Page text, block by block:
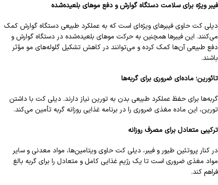
فیبر ویژه برای سلامت دستگاه گوارش و دفع موهای بلعیده‌شده
دیلی کت حاوی فیبرهای ویژه‌ای است که به عملکرد طبیعی دستگاه گوارش کمک
می‌کنند. این فیبرها همچنین به حرکت موهای بلعیده‌شده در دستگاه گوارش و
دفع طبیعی آن‌ها کمک کرده و می‌توانند در کاهش تشکیل گلوله‌های مو مؤثر
باشند.
تائورین؛ ماده‌ای ضروری برای گربه‌ها
گربه‌ها برای حفظ عملکرد طبیعی بدن به تورین نیاز دارند. دیلی کت با داشتن
تورین، این ماده مغذی ضروری را در برنامه غذایی روزانه گربه تأمین می‌کند.
ترکیبی متعادل برای مصرف روزانه
در کنار پروتئین طیور و فیبر، دیلی کت حاوی ویتامین‌ها، مواد معدنی و سایر
مواد مغذی ضروری است تا یک رژیم غذایی کامل و متعادل را برای گربه بالغ
فراهم کند.